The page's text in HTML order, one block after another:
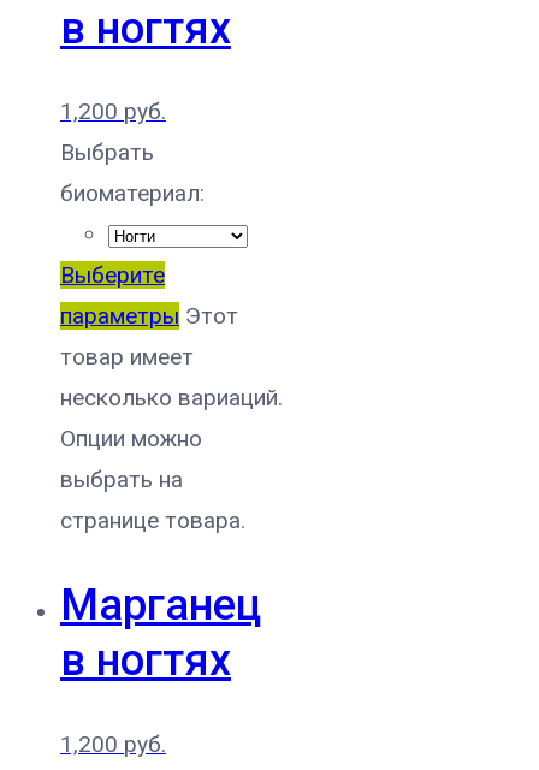
в ногтях
1,200 руб.
Выбрать
биоматериал:
Выберите
параметры Этот
товар имеет
несколько вариаций.
Опции можно
выбрать на
странице товара.
Марганец
в ногтях
1,200 руб.